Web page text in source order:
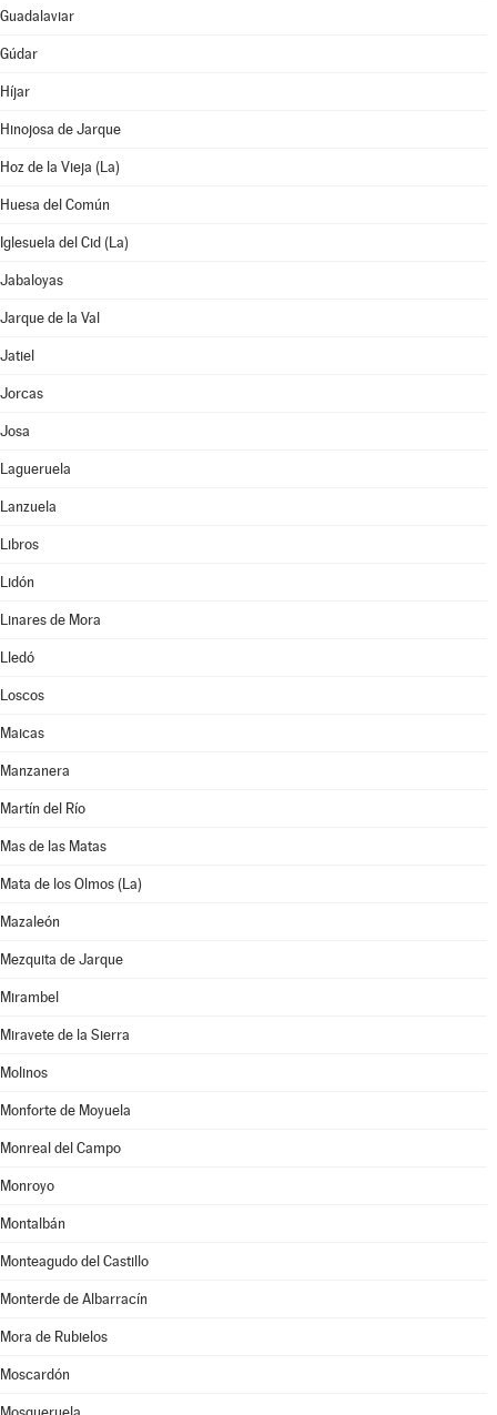
Guadalaviar
Gúdar
Híjar
Hinojosa de Jarque
Hoz de la Vieja (La)
Huesa del Común
Iglesuela del Cid (La)
Jabaloyas
Jarque de la Val
Jatiel
Jorcas
Josa
Lagueruela
Lanzuela
Libros
Lidón
Linares de Mora
Lledó
Loscos
Maicas
Manzanera
Martín del Río
Mas de las Matas
Mata de los Olmos (La)
Mazaleón
Mezquita de Jarque
Mirambel
Miravete de la Sierra
Molinos
Monforte de Moyuela
Monreal del Campo
Monroyo
Montalbán
Monteagudo del Castillo
Monterde de Albarracín
Mora de Rubielos
Moscardón